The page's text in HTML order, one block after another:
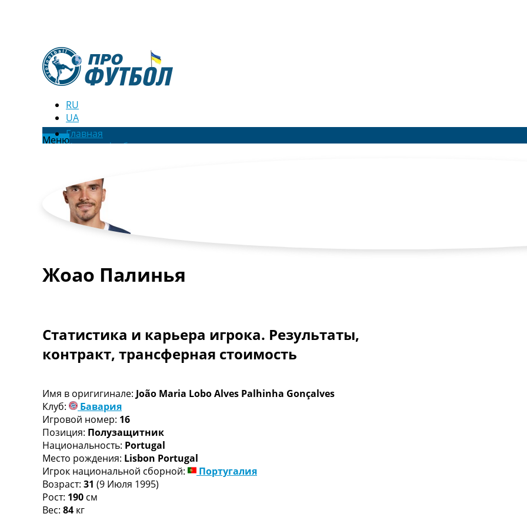
RU
UA
МенюГлавная
Новости футбола
Новости футбола Украины
Последние комментарии
Конкурс прогнозов
Логин
Рейтинги
Турниры
Англия. Премьер Лига
Испания. Ла Лига
Другие Турниры >>>
Таблицы групп Чемпионата Мира
Украина. Премьер-Лига
Украина. Первая Лига
Лига Чемпионов. Таблицы групп
Англия. Премьер-Лига
Испания. Ла Лига
Все таблицы >>>
Рейтинги
Рейтинг стран УЕФА
Жоао Палинья
Статистика и карьера игрока. Результаты,
контракт, трансферная стоимость
Имя в оригигинале: João Maria Lobo Alves Palhinha Gonçalves
Клуб:
Бавария
Игровой номер: 16
Позиция: Полузащитник
Национальность: Portugal
Место рождения: Lisbon Portugal
Игрок национальной сборной:
Португалия
Возраст: 31 (9 Июля 1995)
Рост: 190 см
Вес: 84 кг